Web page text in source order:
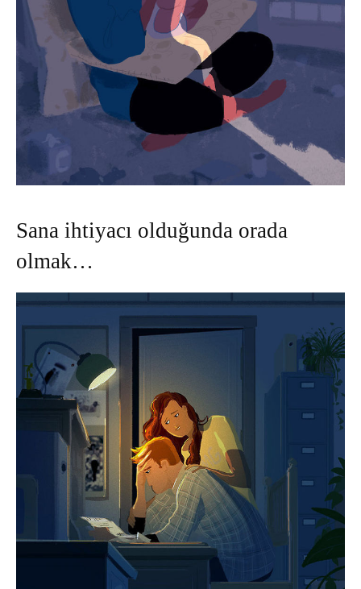
Sana ihtiyacı olduğunda orada
olmak…